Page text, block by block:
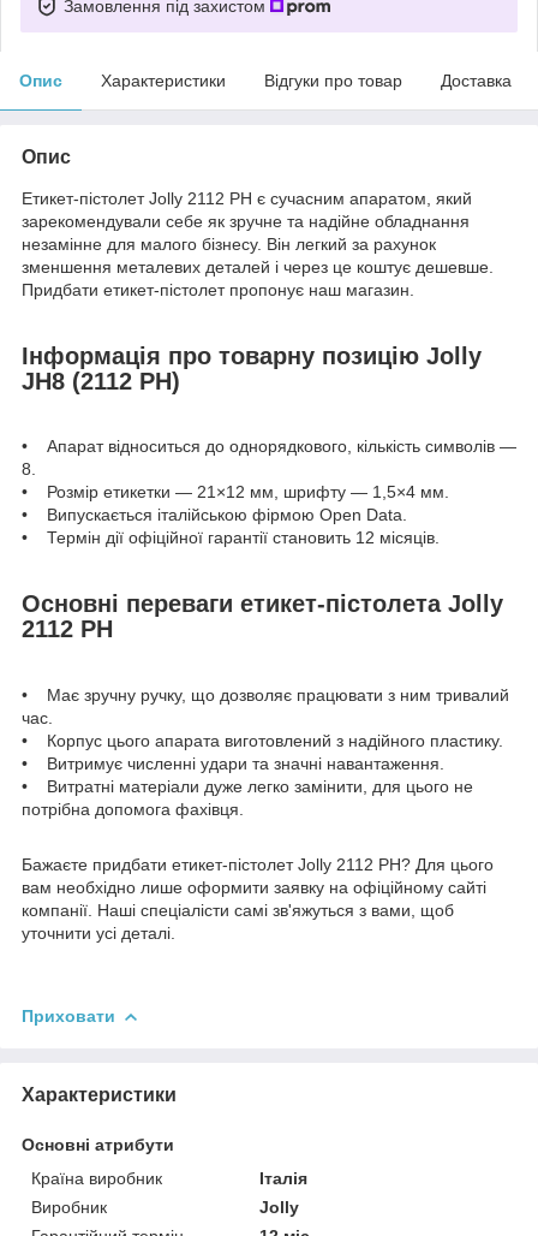
Замовлення під захистом
Опис Характеристики Відгуки про товар Доставка
Опис
Етикет-пістолет Jolly 2112 PH є сучасним апаратом, який
зарекомендували себе як зручне та надійне обладнання
незамінне для малого бізнесу. Він легкий за рахунок
зменшення металевих деталей і через це коштує дешевше.
Придбати етикет-пістолет пропонує наш магазин.
Інформація про товарну позицію Jolly
JH8 (2112 PH)
• Апарат відноситься до однорядкового, кількість символів —
8.
• Розмір етикетки — 21×12 мм, шрифту — 1,5×4 мм.
• Випускається італійською фірмою Open Data.
• Термін дії офіційної гарантії становить 12 місяців.
Основні переваги етикет-пістолета Jolly
2112 PH
• Має зручну ручку, що дозволяє працювати з ним тривалий
час.
• Корпус цього апарата виготовлений з надійного пластику.
• Витримує численні удари та значні навантаження.
• Витратні матеріали дуже легко замінити, для цього не
потрібна допомога фахівця.
Бажаєте придбати етикет-пістолет Jolly 2112 PH? Для цього
вам необхідно лише оформити заявку на офіційному сайті
компанії. Наші спеціалісти самі зв'яжуться з вами, щоб
уточнити усі деталі.
Приховати
Характеристики
Основні атрибути
Країна виробник
Італія
Виробник
Jolly